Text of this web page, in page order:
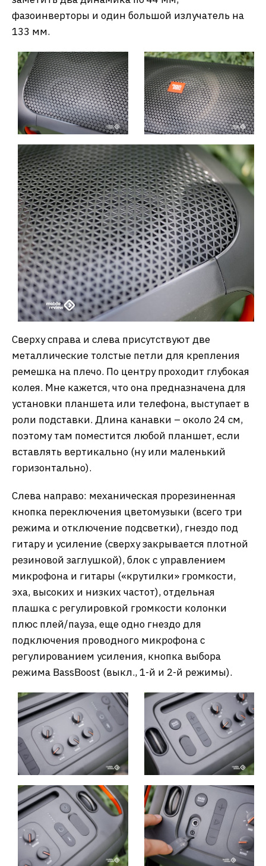
фазоинверторы и один большой излучатель на
133 мм.
Сверху справа и слева присутствуют две
металлические толстые петли для крепления
ремешка на плечо. По центру проходит глубокая
колея. Мне кажется, что она предназначена для
установки планшета или телефона, выступает в
роли подставки. Длина канавки – около 24 см,
поэтому там поместится любой планшет, если
вставлять вертикально (ну или маленький
горизонтально).
Слева направо: механическая прорезиненная
кнопка переключения цветомузыки (всего три
режима и отключение подсветки), гнездо под
гитару и усиление (сверху закрывается плотной
резиновой заглушкой), блок с управлением
микрофона и гитары («крутилки» громкости,
эха, высоких и низких частот), отдельная
плашка с регулировкой громкости колонки
плюс плей/пауза, еще одно гнездо для
подключения проводного микрофона с
регулированием усиления, кнопка выбора
режима BassBoost (выкл., 1-й и 2-й режимы).